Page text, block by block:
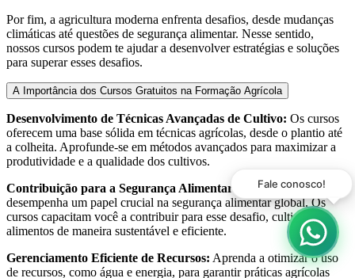
Por fim, a agricultura moderna enfrenta desafios, desde mudanças
climáticas até questões de segurança alimentar. Nesse sentido,
nossos cursos podem te ajudar a desenvolver estratégias e soluções
para superar esses desafios.
A Importância dos Cursos Gratuitos na Formação Agrícola
Desenvolvimento de Técnicas Avançadas de Cultivo: Os cursos
oferecem uma base sólida em técnicas agrícolas, desde o plantio até
a colheita. Aprofunde-se em métodos avançados para maximizar a
produtividade e a qualidade dos cultivos.
Contribuição para a Segurança Alimentar:
A agricultura
desempenha um papel crucial na segurança alimentar global. Os
cursos capacitam você a contribuir para esse desafio, cultivando
alimentos de maneira sustentável e eficiente.
Gerenciamento Eficiente de Recursos: Aprenda a otimizar o uso
de recursos, como água e energia, para garantir práticas agrícolas